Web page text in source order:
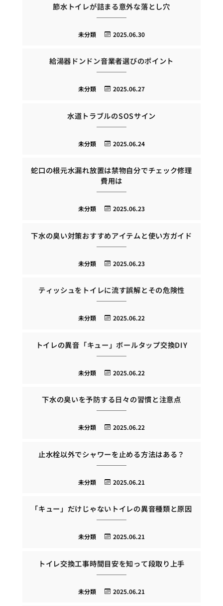
節水トイレが詰まる意外な落とし穴
2025.06.30
未分類
給湯器ドンドン音業者選びのポイント
2025.06.27
未分類
水道トラブルのSOSサイン
2025.06.24
未分類
蛇口の根元水漏れ放置は禁物自分でチェック修理
費用は
2025.06.23
未分類
下水の臭い対策おすすめアイテムと使い方ガイド
2025.06.23
未分類
ティッシュをトイレに流す誤解とその危険性
2025.06.22
未分類
トイレの異音「キュー」ボールタップ交換DIY
2025.06.22
未分類
下水の臭いを予防する日々の習慣と注意点
2025.06.22
未分類
止水栓以外でシャワーを止める方法はある？
2025.06.21
未分類
「キュー」だけじゃないトイレの異音種類と原因
2025.06.21
未分類
トイレ交換工事時間目安を知って段取り上手
2025.06.21
未分類